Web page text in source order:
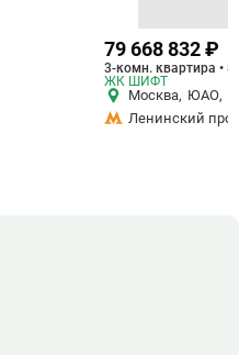
79 668 832 ₽
3-комн. квартира •
ЖК ШИФТ
Москва, ЮАО,
Ленинский